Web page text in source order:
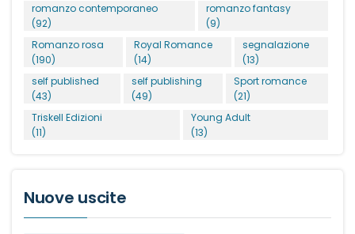
romanzo contemporaneo
(92)
romanzo fantasy
(9)
Romanzo rosa
(190)
Royal Romance
(14)
segnalazione
(13)
self published
(43)
self publishing
(49)
Sport romance
(21)
Triskell Edizioni
(11)
Young Adult
(13)
Nuove uscite